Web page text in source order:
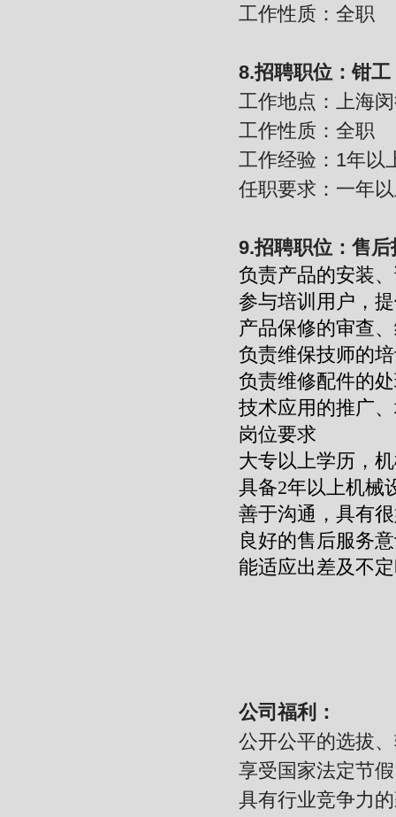
工作性质：全职
8.招聘职位：钳工
工作地点：上海
工作性质：全职
工作经验：1年以
任职要求：一年
9.招聘职位：售
负责产品的安装
参与培训用户，
产品保修的审查
负责维保技师的
负责维修配件的
技术应用
岗位要求
大专以上学历，
具备2年以上机械
善于沟通，具有
良好的售后服务
能适应出差及不
公司福利：
公开公平的选拔
享受国家法定节
具有行业竞争力